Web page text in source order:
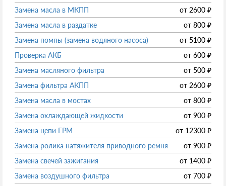
Замена масла в МКПП
от 2600 ₽
Замена масла в раздатке
от 800 ₽
Замена помпы (замена водяного насоса)
от 5100 ₽
Проверка АКБ
от 600 ₽
Замена масляного фильтра
от 500 ₽
Замена фильтра АКПП
от 2600 ₽
Замена масла в мостах
от 800 ₽
Замена охлаждающей жидкости
от 900 ₽
Замена цепи ГРМ
от 12300 ₽
Замена ролика натяжителя приводного ремня
от 900 ₽
Замена свечей зажигания
от 1400 ₽
Замена воздушного фильтра
от 700 ₽